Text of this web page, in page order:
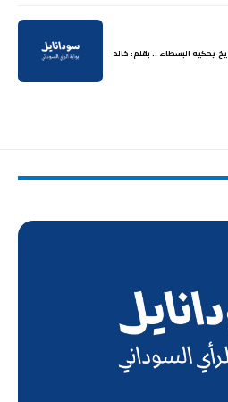
يحكيه البسطاء .. بقلم: خالد